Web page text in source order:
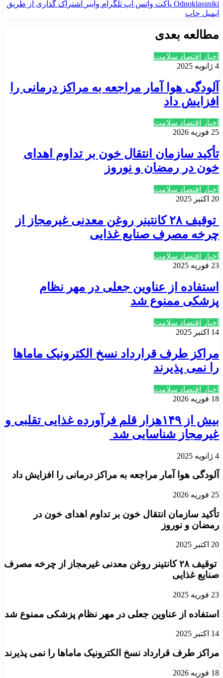
‫Odnoklassniki پاکت واتس آپ تلگرام وایبر
اشتراک گذاری از طریق
ایمیل چاپ
مطالعه بعدی
اخبار اقتصاد سلامت
4 ژانویه 2025
آلودگی هوا آمار مراجعه به مراکز درمانی را
افزایش داد
اخبار اقتصاد سلامت
25 فوریه 2026
تأکید سازمان انتقال خون بر تداوم اهدای
خون در رمضان و نوروز
اخبار اقتصاد سلامت
20 اکتبر 2025
توقیف ۲۸ کانتینر روغن معدنی غیرمجاز از
چرخه مصرف صنایع غذایی
اخبار اقتصاد سلامت
23 فوریه 2025
استفاده از عناوین جعلی در مهر نظام
پزشکی ممنوع شد
اخبار اقتصاد سلامت
14 اکتبر 2025
مراکز طرف قرارداد نسخ الکترونیک ماماها
را نمی پذیرند
اخبار اقتصاد سلامت
18 فوریه 2026
بیش از ۱۴۹هزار قلم فرآورده غذایی تقلبی و
غیرمجاز شناسایی شد
4 ژانویه 2025
آلودگی هوا آمار مراجعه به مراکز درمانی را افزایش داد
25 فوریه 2026
تأکید سازمان انتقال خون بر تداوم اهدای خون در
رمضان و نوروز
20 اکتبر 2025
توقیف ۲۸ کانتینر روغن معدنی غیرمجاز از چرخه مصرف
صنایع غذایی
23 فوریه 2025
استفاده از عناوین جعلی در مهر نظام پزشکی ممنوع شد
14 اکتبر 2025
مراکز طرف قرارداد نسخ الکترونیک ماماها را نمی پذیرند
18 فوریه 2026